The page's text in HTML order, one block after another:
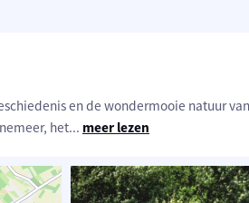
en de wondermooie natuur
het... meer lezen